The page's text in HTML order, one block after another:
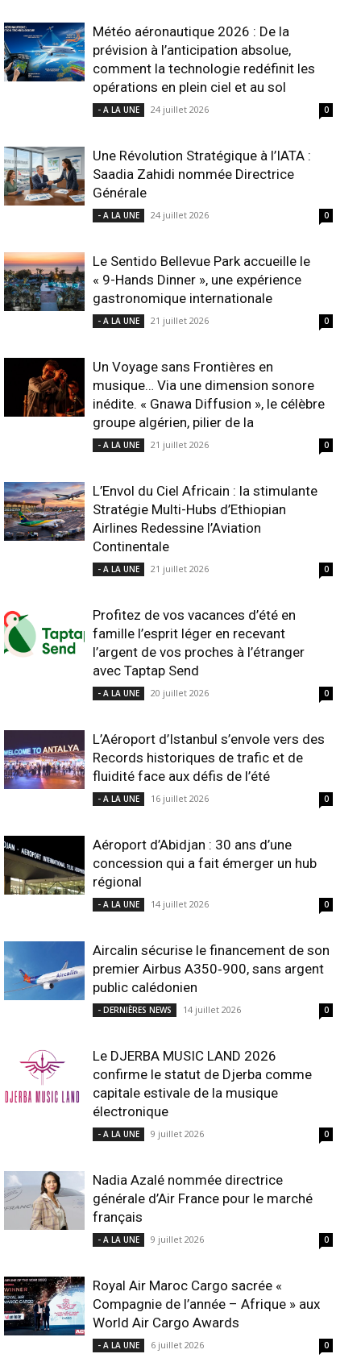
Météo aéronautique 2026 : De la
prévision à l’anticipation absolue,
comment la technologie redéfinit les
opérations en plein ciel et au sol
- A LA UNE 24 juillet 2026 0
Une Révolution Stratégique à l’IATA :
Saadia Zahidi nommée Directrice
Générale
- A LA UNE 24 juillet 2026 0
Le Sentido Bellevue Park accueille le
« 9-Hands Dinner », une expérience
gastronomique internationale
- A LA UNE 21 juillet 2026 0
Un Voyage sans Frontières en
musique… Via une dimension sonore
inédite. « Gnawa Diffusion », le célèbre
groupe algérien, pilier de la
- A LA UNE 21 juillet 2026 0
L’Envol du Ciel Africain : la stimulante
Stratégie Multi-Hubs d’Ethiopian
Airlines Redessine l’Aviation
Continentale
- A LA UNE 21 juillet 2026 0
Profitez de vos vacances d’été en
famille l’esprit léger en recevant
l’argent de vos proches à l’étranger
avec Taptap Send
- A LA UNE 20 juillet 2026 0
L’Aéroport d’Istanbul s’envole vers des
Records historiques de trafic et de
fluidité face aux défis de l’été
- A LA UNE 16 juillet 2026 0
Aéroport d’Abidjan : 30 ans d’une
concession qui a fait émerger un hub
régional
- A LA UNE 14 juillet 2026 0
Aircalin sécurise le financement de son
premier Airbus A350‑900, sans argent
public calédonien
- DERNIÈRES NEWS 14 juillet 2026 0
Le DJERBA MUSIC LAND 2026
confirme le statut de Djerba comme
capitale estivale de la musique
électronique
- A LA UNE 9 juillet 2026 0
Nadia Azalé nommée directrice
générale d’Air France pour le marché
français
- A LA UNE 9 juillet 2026 0
Royal Air Maroc Cargo sacrée «
Compagnie de l’année – Afrique » aux
World Air Cargo Awards
- A LA UNE 6 juillet 2026 0